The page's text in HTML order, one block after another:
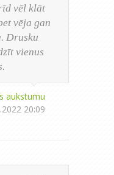
vēl klāt
vēja gan
Drusku
vienus
aukstumu
20:09